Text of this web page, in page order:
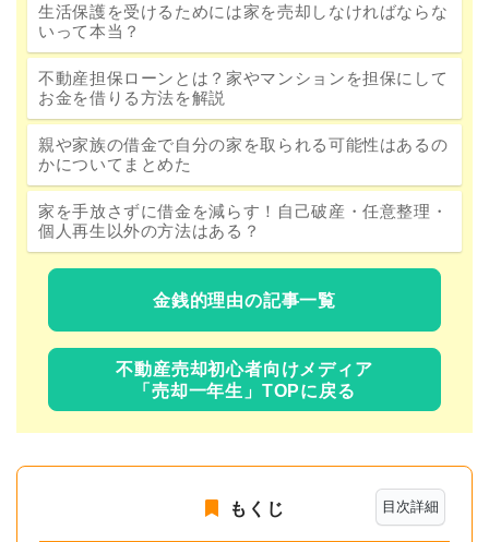
生活保護を受けるためには家を売却しなければならな
いって本当？
不動産担保ローンとは？家やマンションを担保にして
お金を借りる方法を解説
親や家族の借金で自分の家を取られる可能性はあるの
かについてまとめた
家を手放さずに借金を減らす！自己破産・任意整理・
個人再生以外の方法はある？
金銭的理由の記事一覧
不動産売却初心者向けメディア
「売却一年生」TOPに戻る
目次詳細
もくじ